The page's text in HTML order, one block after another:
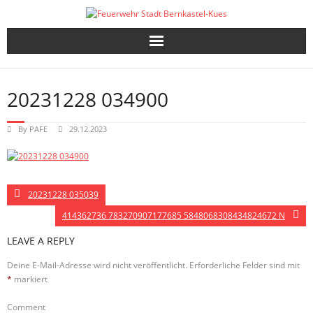
20231228 034900
By PAFE 29.12.2023
20231228 035039
414362736 783270907177685 5848068308434824672 N
LEAVE A REPLY
Deine E-Mail-Adresse wird nicht veröffentlicht. Erforderliche Felder sind mit
* markiert
Comment